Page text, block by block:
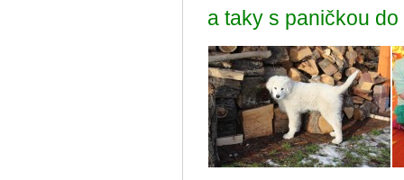
a taky s paničkou